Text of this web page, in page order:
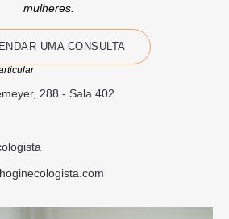
mulheres.
UMA CONSULTA
288 - Sala 402